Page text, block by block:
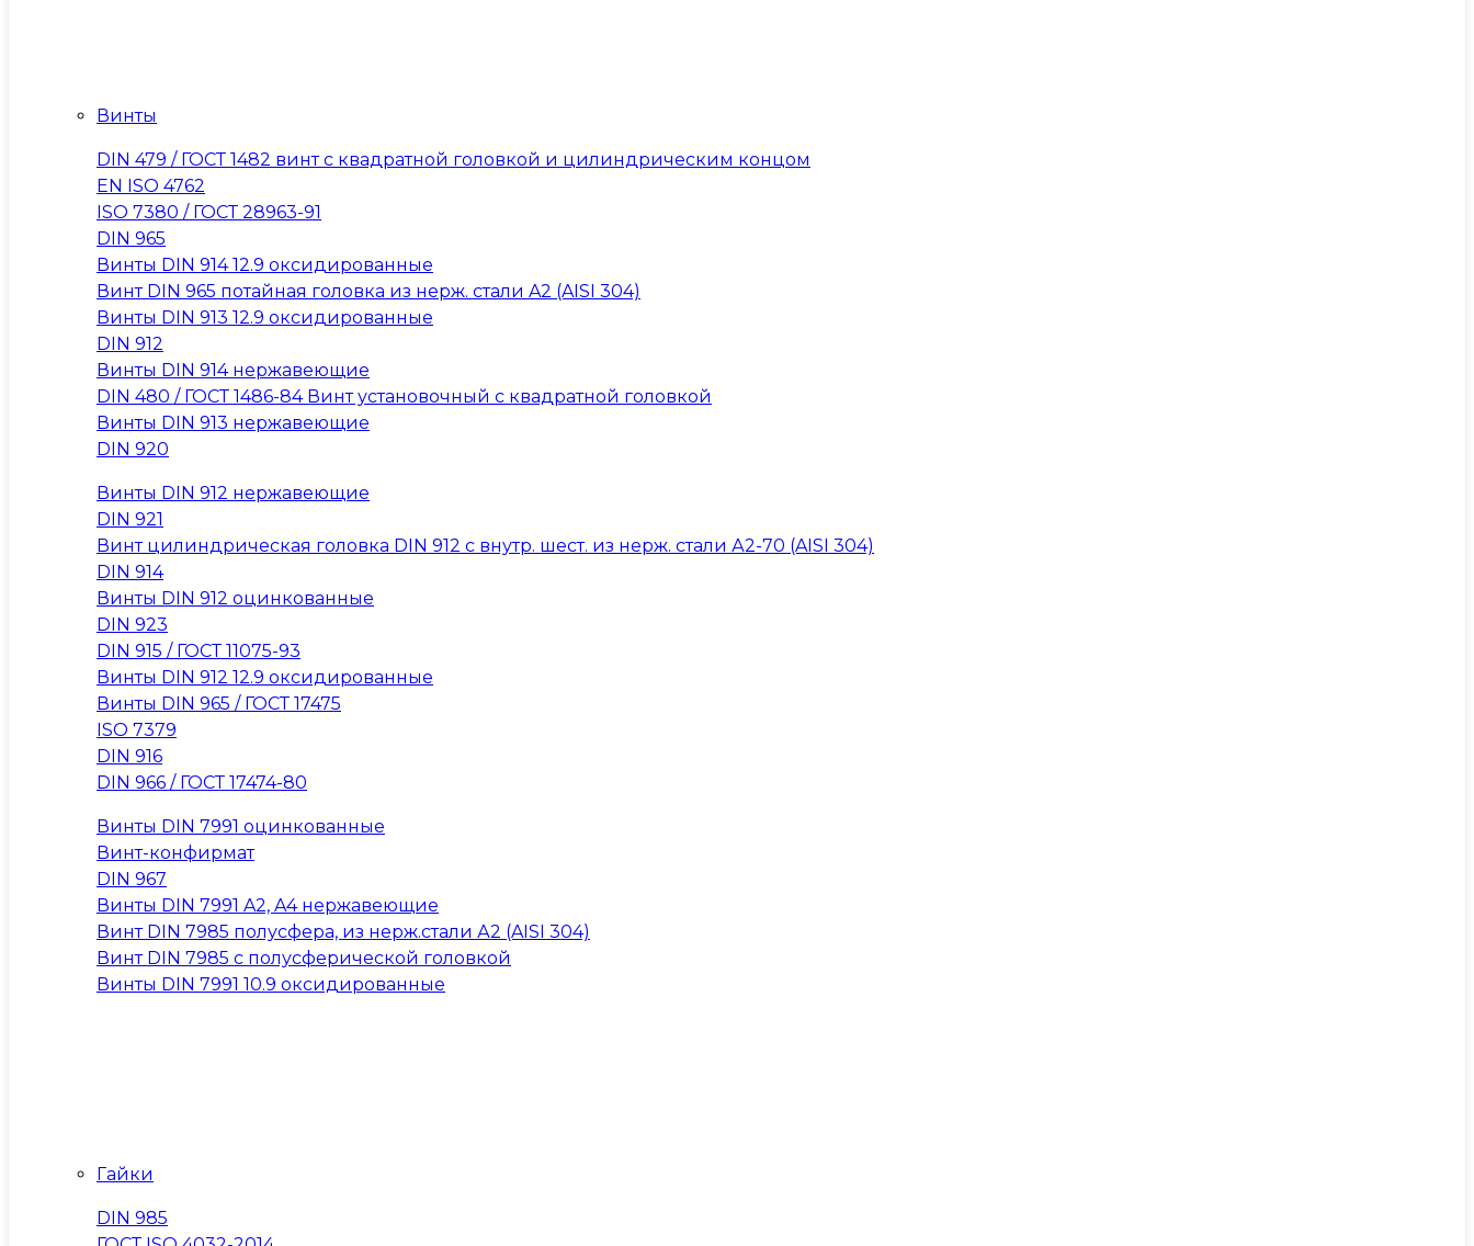
Винты
DIN 479 / ГОСТ 1482 винт с квадратной головкой и цилиндрическим концом
EN ISO 4762
ISO 7380 / ГОСТ 28963-91
DIN 965
Винты DIN 914 12.9 оксидированные
Винт DIN 965 потайная головка из нерж. стали A2 (AISI 304)
Винты DIN 913 12.9 оксидированные
DIN 912
Винты DIN 914 нержавеющие
DIN 480 / ГОСТ 1486-84 Винт установочный с квадратной головкой
Винты DIN 913 нержавеющие
DIN 920
Винты DIN 912 нержавеющие
DIN 921
Винт цилиндрическая головка DIN 912 с внутр. шест. из нерж. стали А2-70 (AISI 304)
DIN 914
Винты DIN 912 оцинкованные
DIN 923
DIN 915 / ГОСТ 11075-93
Винты DIN 912 12.9 оксидированные
Винты DIN 965 / ГОСТ 17475
ISO 7379
DIN 916
DIN 966 / ГОСТ 17474-80
Винты DIN 7991 оцинкованные
Винт-конфирмат
DIN 967
Винты DIN 7991 A2, A4 нержавеющие
Винт DIN 7985 полусфера, из нерж.стали А2 (AISI 304)
Винт DIN 7985 с полусферической головкой
Винты DIN 7991 10.9 оксидированные
Гайки
DIN 985